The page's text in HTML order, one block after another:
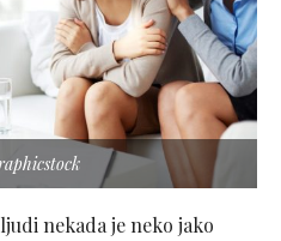
nekada je neko jako